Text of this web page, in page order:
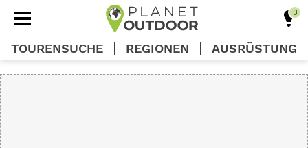
TOURENSUCHE REGIONEN AUSRÜSTUNG